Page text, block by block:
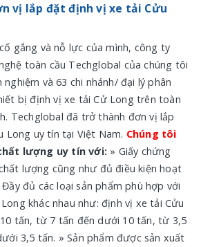
vị lắp đặt định vị xe tải Cửu
gắng và nỗ lực của mình, công ty
toàn cầu Techglobal của chúng tôi
và 63 chi nhánh/ đại lý phân
bị định vị xe tải Cử Long trên toàn
Techglobal đã trở thành đơn vị lắp
Long uy tín tại Việt Nam. Chúng tôi
lượng uy tín với: » Giấy chứng
lượng cũng như đủ điều kiện hoạt
đủ các loại sản phẩm phù hợp với
khác nhau như: định vị xe tải Cửu
tấn, từ 7 tấn đến dưới 10 tấn, từ 3,5
3,5 tấn. » Sản phẩm được sản xuất